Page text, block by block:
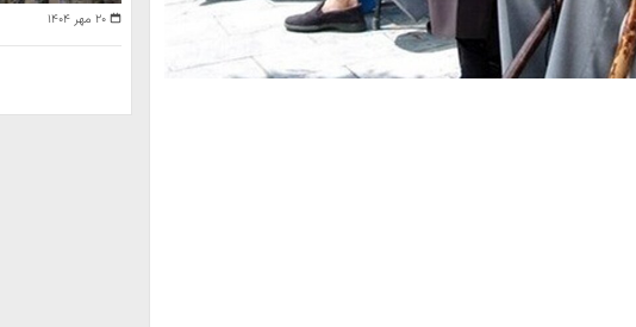
۲۰ مهر ۱۴۰۴